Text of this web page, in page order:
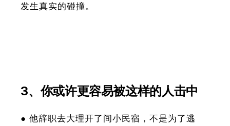
发生真实的碰撞。
3、你或许更容易被这样的人击中
● 他辞职去大理开了间小民宿，不是为了逃